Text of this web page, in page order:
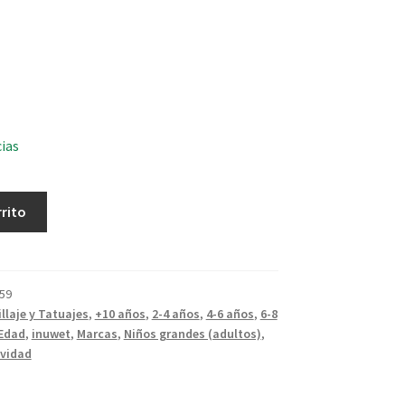
y Tatuajes, +10 años, 2-4 años, 4-6 años, 6-8
, inuwet, Marcas, Niños grandes (adultos),